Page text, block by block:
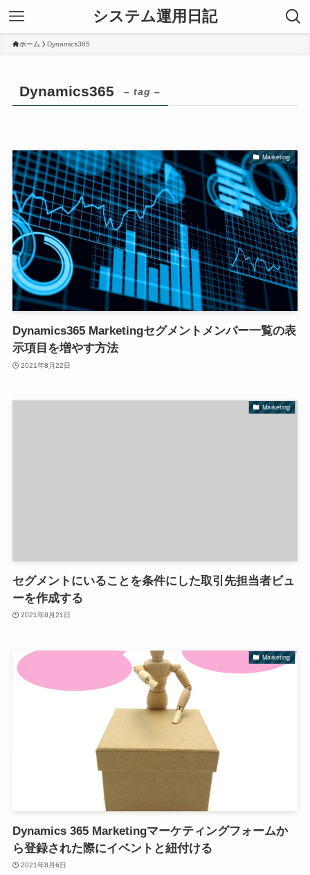
システム運用日記
ホーム Dynamics365
Dynamics365 – tag –
Marketing
Dynamics365 Marketingセグメントメンバー一覧の表
示項目を増やす方法
2021年8月22日
Marketing
セグメントにいることを条件にした取引先担当者ビュ
ーを作成する
2021年8月21日
Marketing
Dynamics 365 Marketingマーケティングフォームか
ら登録された際にイベントと紐付ける
2021年8月6日